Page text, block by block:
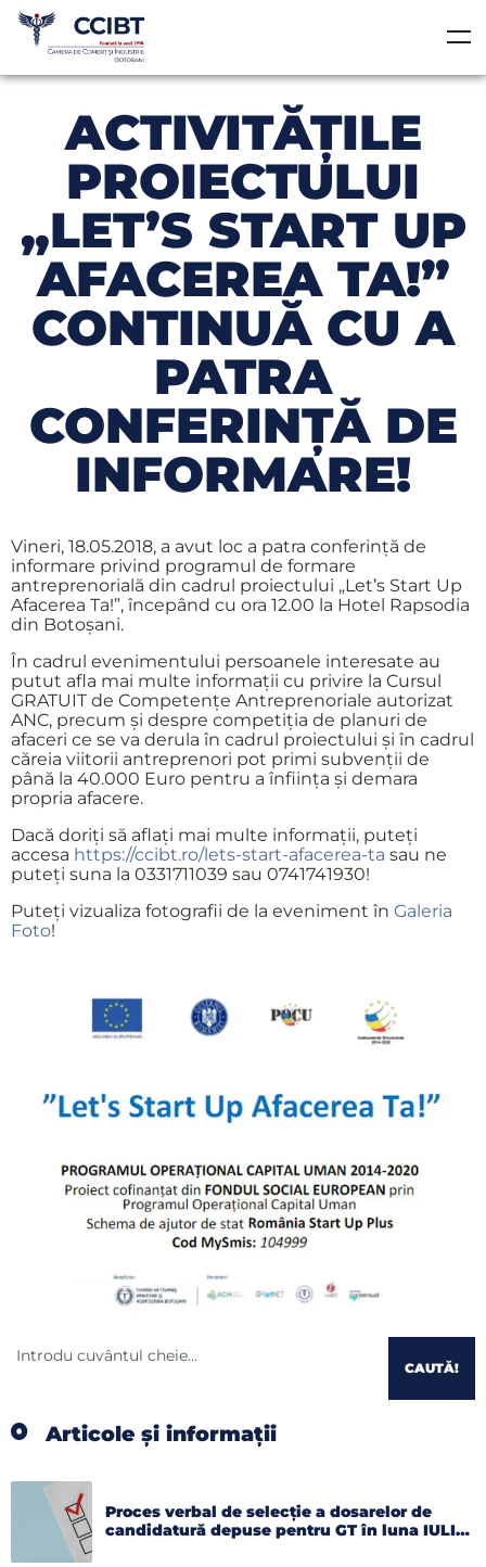
ACTIVITĂȚILE
PROIECTULUI
„LET’S START UP
AFACEREA TA!”
CONTINUĂ CU A
PATRA
CONFERINȚĂ DE
INFORMARE!
Vineri, 18.05.2018, a avut loc a patra conferință de
informare privind programul de formare
antreprenorială din cadrul proiectului „Let’s Start Up
Afacerea Ta!”, începând cu ora 12.00 la Hotel Rapsodia
din Botoșani.
În cadrul evenimentului persoanele interesate au
putut afla mai multe informații cu privire la Cursul
GRATUIT de Competențe Antreprenoriale autorizat
ANC, precum și despre competiția de planuri de
afaceri ce se va derula în cadrul proiectului și în cadrul
căreia viitorii antreprenori pot primi subvenții de
până la 40.000 Euro pentru a înfiinţa şi demara
propria afacere.
Dacă doriți să aflați mai multe informații, puteți
accesa https://ccibt.ro/lets-start-afacerea-ta sau ne
puteți suna la 0331711039 sau 0741741930!
Puteți vizualiza fotografii de la eveniment în Galeria
Foto!
CAUTĂ!
Articole și informații
Proces verbal de selecție a dosarelor de
candidatură depuse pentru GT în luna IULIE